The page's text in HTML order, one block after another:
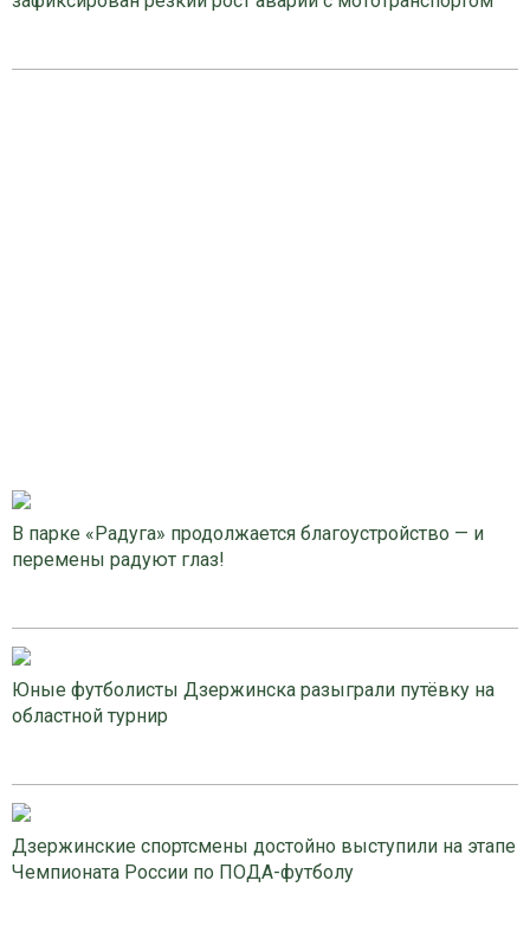
В парке «Радуга» продолжается благоустройство — и
перемены радуют глаз!
Юные футболисты Дзержинска разыграли путёвку на
областной турнир
Дзержинские спортсмены достойно выступили на этапе
Чемпионата России по ПОДА-футболу